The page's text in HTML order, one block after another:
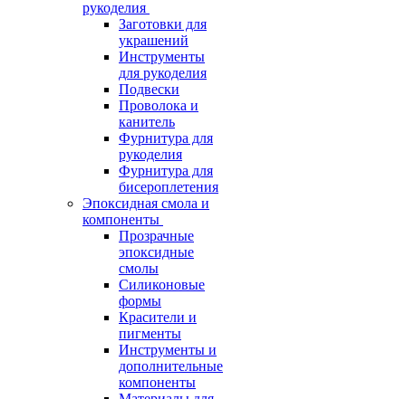
рукоделия
Заготовки для
украшений
Инструменты
для рукоделия
Подвески
Проволока и
канитель
Фурнитура для
рукоделия
Фурнитура для
бисероплетения
Эпоксидная смола и
компоненты
Прозрачные
эпоксидные
смолы
Силиконовые
формы
Красители и
пигменты
Инструменты и
дополнительные
компоненты